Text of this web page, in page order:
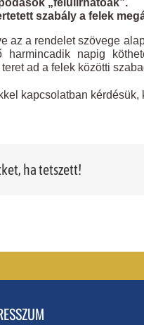
„felülírhatóak”.
szabály a felek
az a rendelet szövege
harmincadik napig
ad a felek közötti
kapcsolatban
ha tetszett!